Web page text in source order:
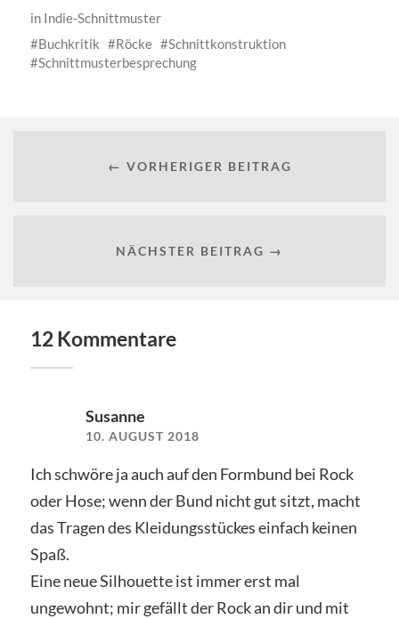
in Indie-Schnittmuster
Buchkritik
Röcke
Schnittkonstruktion
Schnittmusterbesprechung
← VORHERIGER BEITRAG
NÄCHSTER BEITRAG →
12 Kommentare
Susanne
10. AUGUST 2018
Ich schwöre ja auch auf den Formbund bei Rock
oder Hose; wenn der Bund nicht gut sitzt, macht
das Tragen des Kleidungsstückes einfach keinen
Spaß.
Eine neue Silhouette ist immer erst mal
ungewohnt; mir gefällt der Rock an dir und mit